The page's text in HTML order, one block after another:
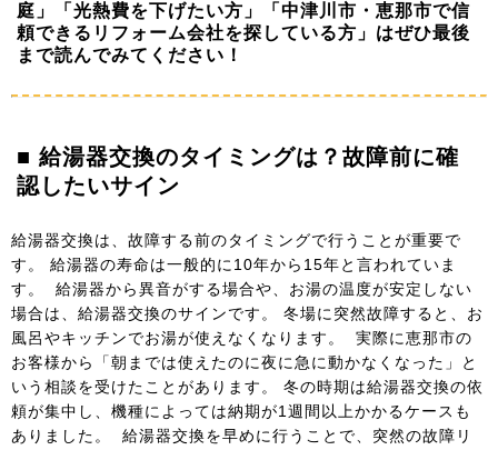
庭」「光熱費を下げたい方」「中津川市・恵那市で信
頼できるリフォーム会社を探している方」はぜひ最後
まで読んでみてください！
■ 給湯器交換のタイミングは？故障前に確
認したいサイン
給湯器交換は、故障する前のタイミングで行うことが重要で
す。 給湯器の寿命は一般的に10年から15年と言われていま
す。 給湯器から異音がする場合や、お湯の温度が安定しない
場合は、給湯器交換のサインです。 冬場に突然故障すると、お
風呂やキッチンでお湯が使えなくなります。 実際に恵那市の
お客様から「朝までは使えたのに夜に急に動かなくなった」と
いう相談を受けたことがあります。 冬の時期は給湯器交換の依
頼が集中し、機種によっては納期が1週間以上かかるケースも
ありました。 給湯器交換を早めに行うことで、突然の故障リ